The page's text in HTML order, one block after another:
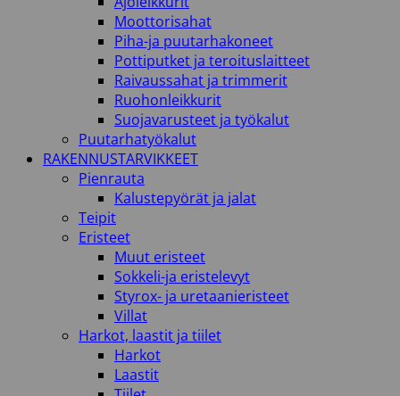
Moottorisahat
Piha-ja puutarhakoneet
Pottiputket ja teroituslaitteet
Raivaussahat ja trimmerit
Ruohonleikkurit
Suojavarusteet ja työkalut
Puutarhatyökalut
RAKENNUSTARVIKKEET
Pienrauta
Kalustepyörät ja jalat
Teipit
Eristeet
Muut eristeet
Sokkeli-ja eristelevyt
Styrox- ja uretaanieristeet
Villat
Harkot, laastit ja tiilet
Harkot
Laastit